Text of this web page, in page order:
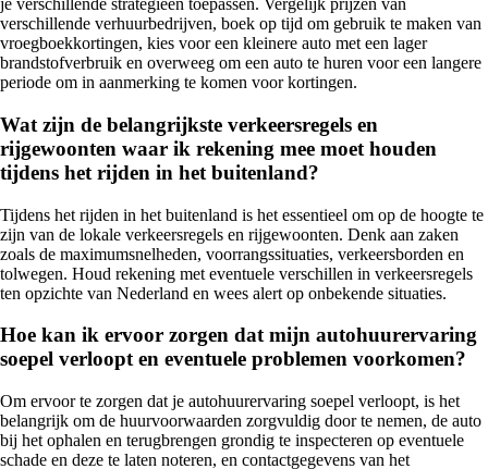
je verschillende strategieën toepassen. Vergelijk prijzen van
verschillende verhuurbedrijven, boek op tijd om gebruik te maken van
vroegboekkortingen, kies voor een kleinere auto met een lager
brandstofverbruik en overweeg om een auto te huren voor een langere
periode om in aanmerking te komen voor kortingen.
Wat zijn de belangrijkste verkeersregels en
rijgewoonten waar ik rekening mee moet houden
tijdens het rijden in het buitenland?
Tijdens het rijden in het buitenland is het essentieel om op de hoogte te
zijn van de lokale verkeersregels en rijgewoonten. Denk aan zaken
zoals de maximumsnelheden, voorrangssituaties, verkeersborden en
tolwegen. Houd rekening met eventuele verschillen in verkeersregels
ten opzichte van Nederland en wees alert op onbekende situaties.
Hoe kan ik ervoor zorgen dat mijn autohuurervaring
soepel verloopt en eventuele problemen voorkomen?
Om ervoor te zorgen dat je autohuurervaring soepel verloopt, is het
belangrijk om de huurvoorwaarden zorgvuldig door te nemen, de auto
bij het ophalen en terugbrengen grondig te inspecteren op eventuele
schade en deze te laten noteren, en contactgegevens van het